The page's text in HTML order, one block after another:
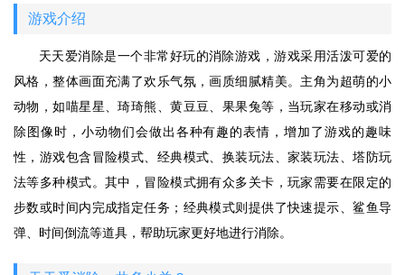
游戏介绍
天天爱消除是一个非常好玩的消除游戏，游戏采用活泼可爱的
风格，整体画面充满了欢乐气氛，画质细腻精美。主角为超萌的小
动物，如喵星星、琦琦熊、黄豆豆、果果兔等，当玩家在移动或消
除图像时，小动物们会做出各种有趣的表情，增加了游戏的趣味
性，游戏包含冒险模式、经典模式、换装玩法、家装玩法、塔防玩
法等多种模式。其中，冒险模式拥有众多关卡，玩家需要在限定的
步数或时间内完成指定任务；经典模式则提供了快速提示、鲨鱼导
弹、时间倒流等道具，帮助玩家更好地进行消除。